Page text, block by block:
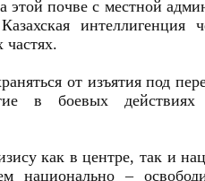
этой почве с местной
интеллигенция
частях.
от изъятия под
в боевых действиях
как в центре, так и
национально –